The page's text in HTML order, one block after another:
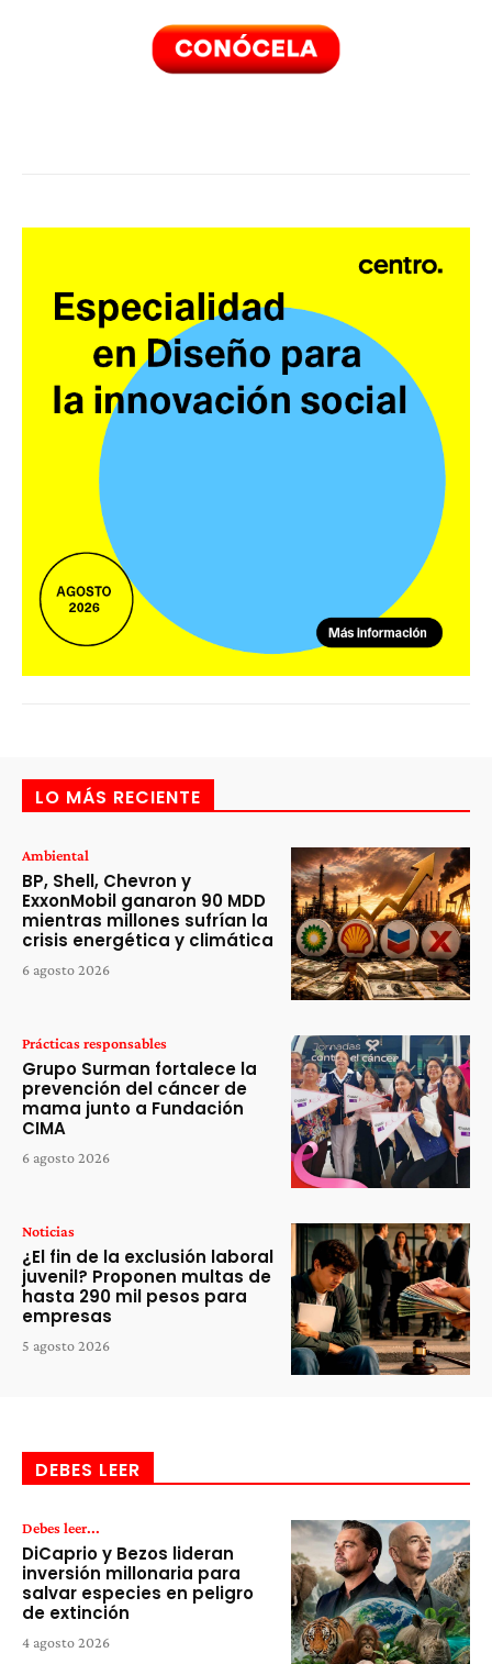
LO MÁS RECIENTE
Ambiental
BP, Shell, Chevron y
ExxonMobil ganaron 90 MDD
mientras millones sufrían la
crisis energética y climática
6 agosto 2026
Prácticas responsables
Grupo Surman fortalece la
prevención del cáncer de
mama junto a Fundación
CIMA
6 agosto 2026
Noticias
¿El fin de la exclusión laboral
juvenil? Proponen multas de
hasta 290 mil pesos para
empresas
5 agosto 2026
DEBES LEER
Debes leer...
DiCaprio y Bezos lideran
inversión millonaria para
salvar especies en peligro
de extinción
4 agosto 2026